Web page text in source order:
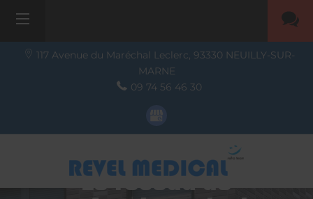
117 Avenue du Maréchal Leclerc, 93330 NEUILLY-SUR-
MARNE
09 74 56 46 30
Le réseau de